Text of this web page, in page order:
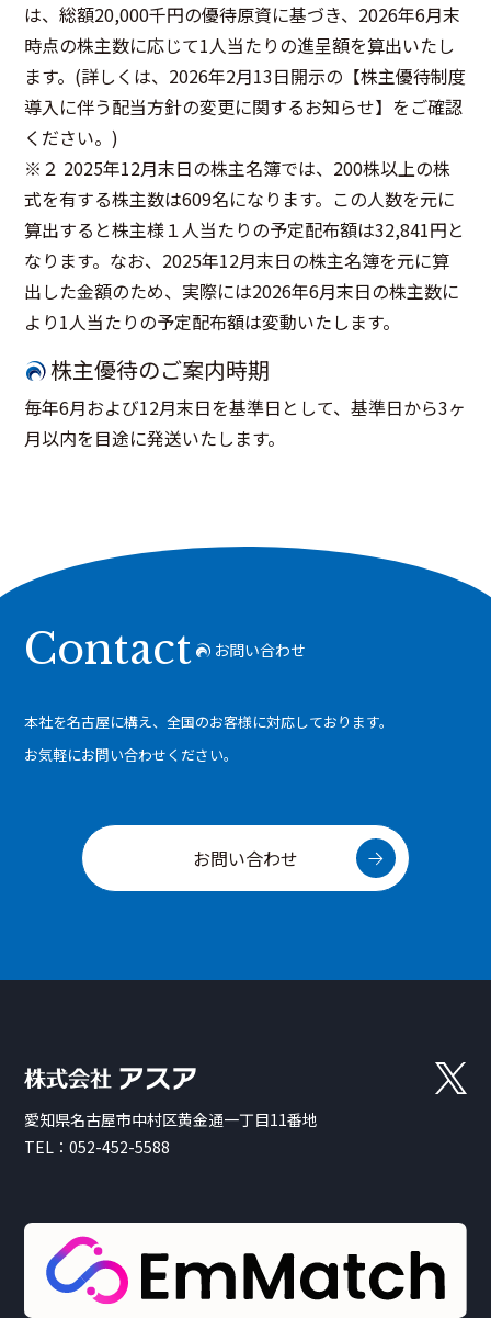
は、総額20,000千円の優待原資に基づき、2026年6月末
時点の株主数に応じて1人当たりの進呈額を算出いたし
ます。(詳しくは、2026年2月13日開示の【株主優待制度
導入に伴う配当方針の変更に関するお知らせ】をご確認
ください。)
※２ 2025年12月末日の株主名簿では、200株以上の株
式を有する株主数は609名になります。この人数を元に
算出すると株主様１人当たりの予定配布額は32,841円と
なります。なお、2025年12月末日の株主名簿を元に算
出した金額のため、実際には2026年6月末日の株主数に
より1人当たりの予定配布額は変動いたします。
株主優待のご案内時期
毎年6月および12月末日を基準日として、基準日から3ヶ
月以内を目途に発送いたします。
Contact お問い合わせ
本社を名古屋に構え、全国のお客様に対応しております。
お気軽にお問い合わせください。
お問い合わせ
愛知県名古屋市中村区黄金通一丁目11番地
TEL：052-452-5588